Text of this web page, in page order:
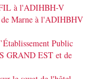
à l'ADIHBH-V
Marne à l'ADIHBHV
Public
GRAND EST et de